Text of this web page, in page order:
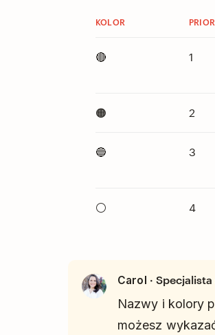
KOLOR
🔴 1
🟠 2
🔵 3
⚪ 4
Carol ·
Nazwy i kolory
możesz